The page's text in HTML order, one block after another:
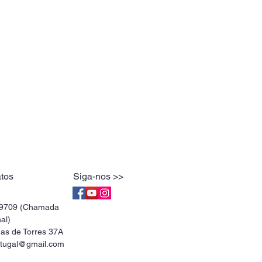
Siga-nos >>
(Chamada
de Torres 37A